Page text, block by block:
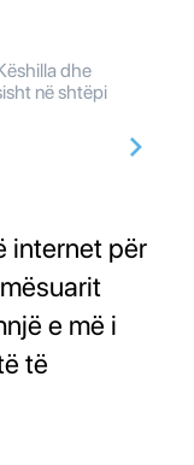
dhe
në shtëpi
internet për
e më i
të